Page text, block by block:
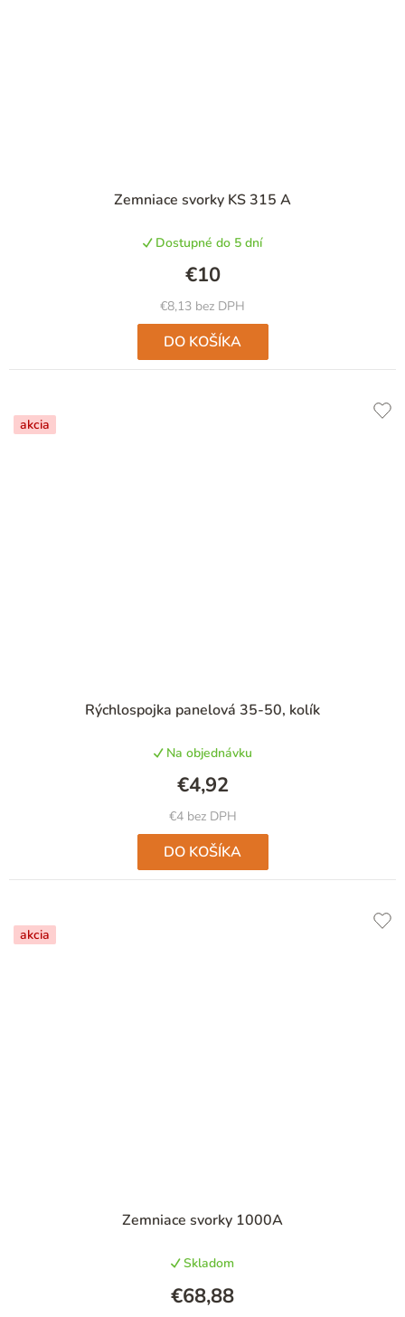
Zemniace svorky KS 315 A
hodnotenie
je
5,0
z
5
hviezdičiek.
Dostupné do 5 dní
€8,13 bez DPH
€10
DO KOŠÍKA
akcia
Rýchlospojka panelová 35-50, kolík
Na objednávku
€4 bez DPH
€4,92
DO KOŠÍKA
akcia
Zemniace svorky 1000A
Skladom
€68,88